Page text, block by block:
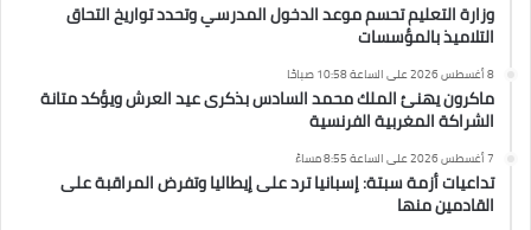
وزارة التعليم تحسم موعد الدخول المدرسي وتحدد تواريخ التحاق
التلاميذ بالمؤسسات
8 أغسطس 2026 على الساعة 10:58 صباحًا
ماكرون يهنئ الملك محمد السادس بذكرى عيد العرش ويؤكد متانة
الشراكة المغربية الفرنسية
7 أغسطس 2026 على الساعة 8:55 مساءً
تداعيات أزمة سبتة: إسبانيا ترد على إيطاليا وتفرض المراقبة على
القادمين منها